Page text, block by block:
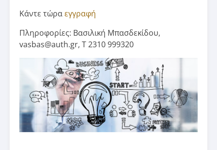
Κάντε τώραεγγραφή
Πληροφορίες: Βασιλική Μπασδεκίδου,
vasbas@auth.gr, T 2310 999320